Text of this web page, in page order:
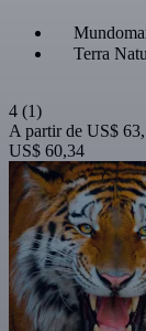
Terra
4 (1)
A partir de US$
US$ 60,34